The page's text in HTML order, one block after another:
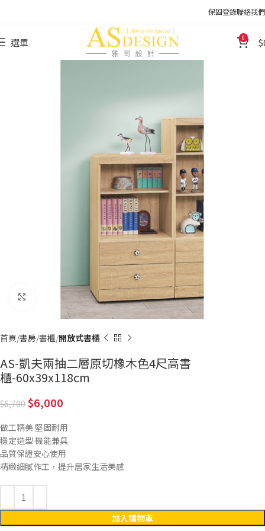
保固登錄聯絡我們
選單 0
Click to enlarge
首頁 書房 書櫃 開放式書櫃
AS-凱夫兩抽二層原切橡木色4尺高書
櫃-60x39x118cm
6,700 6,000
做工精美 堅固耐用
穩定造型 機能兼具
品質保證安心使用
精緻細膩作工，提升居家生活美感
加入購物車